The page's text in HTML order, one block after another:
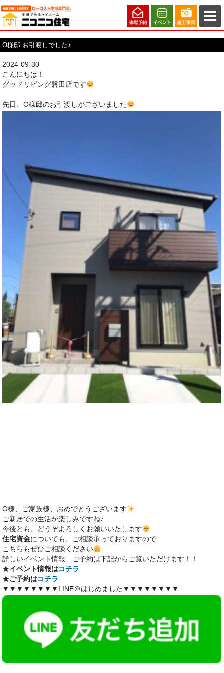
O様邸 お引渡しでした♪
2024-09-30
こんにちは！
グッドリビング磐田店です
先日、O様邸のお引渡しがございました
O様、ご家族様、おめでとうございます
ご新居での生活が楽しみですね♪
今後とも、どうぞよろしくお願いいたします
住宅資金についても、ご相談承っておりますので
こちらもぜひご相談ください
詳しいイベント情報、ご予約は下記からご覧いただけます！！
★イベント情報はコチラ
★ご予約はコチラ
▼▼▼▼▼▼▼▼LINE＠はじめました▼▼▼▼▼▼▼▼